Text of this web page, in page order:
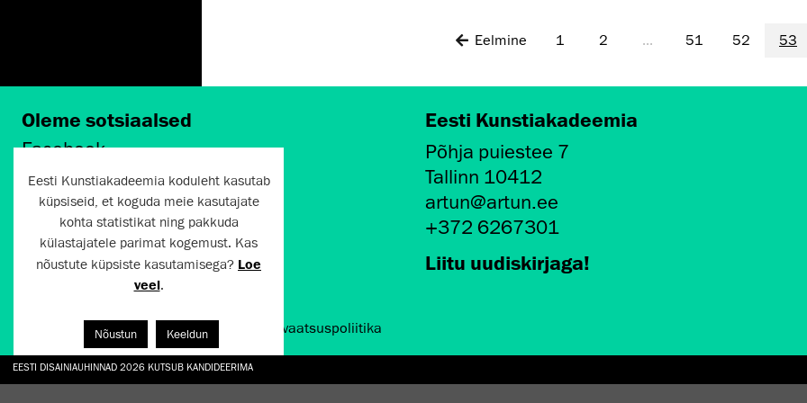
EESTI DISAINIAUHINNAD 2026 KUTSUB KANDIDEERIMA
Eelmine 1 2 ... 51 52 53
Oleme sotsiaalsed
Facebook
Twitter
LinkedIn
Flickr
Vimeo
YouTube
Eesti Kunstiakadeemia
Põhja puiestee 7
Tallinn 10412
artun@artun.ee
+372 6267301
Liitu uudiskirjaga!
Artun.ee 2024 Kasutustingimused ja privaatsuspoliitika
Eesti Kunstiakadeemia koduleht kasutab
küpsiseid, et koguda meie kasutajate
kohta statistikat ning pakkuda
külastajatele parimat kogemust. Kas
nõustute küpsiste kasutamisega? Loe
veel.
Nõustun Keeldun